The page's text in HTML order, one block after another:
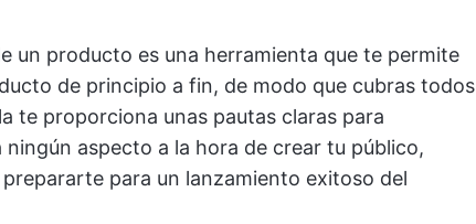
un producto es una herramienta que te permite
de principio a fin, de modo que cubras todos
te proporciona unas pautas claras para
aspecto a la hora de crear tu público,
para un lanzamiento exitoso del